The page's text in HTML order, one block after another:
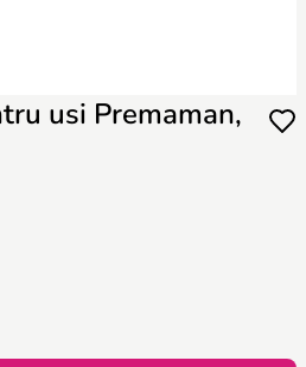
usi Premaman,